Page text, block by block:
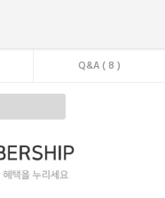
Q&A ( 8 )